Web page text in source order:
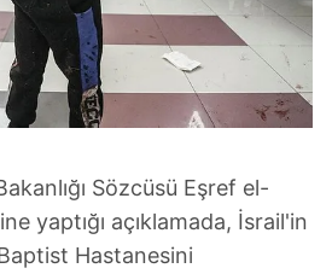
Sözcüsü Eşref el-
yaptığı açıklamada, İsrail'in
Hastanesini